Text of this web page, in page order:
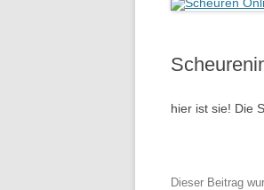
hier ist sie! Die
Dieser Beitrag